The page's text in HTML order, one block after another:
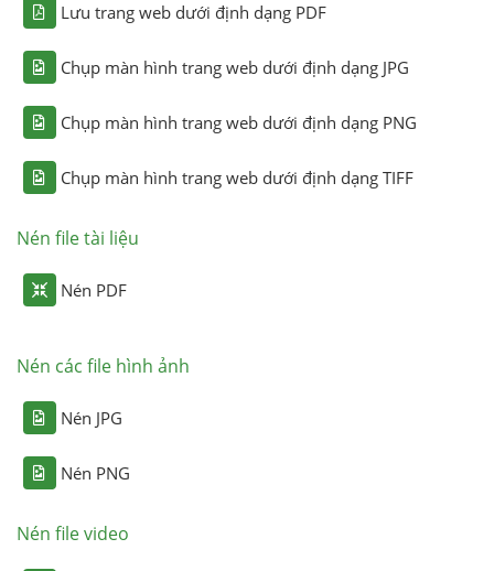
Lưu trang web dưới định dạng PDF
Chụp màn hình trang web dưới định dạng JPG
Chụp màn hình trang web dưới định dạng PNG
Chụp màn hình trang web dưới định dạng TIFF
Nén file tài liệu
Nén PDF
Nén các file hình ảnh
Nén JPG
Nén PNG
Nén file video